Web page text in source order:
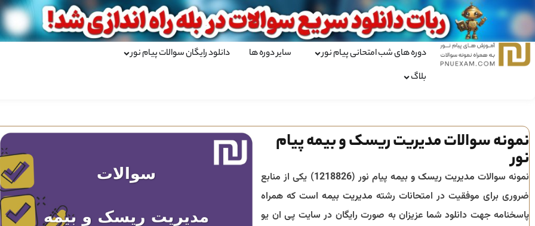
دوره های شب امتحانی پیام نور سایر دوره ها
دانلود رایگان سوالات پیام نور
بلاگ
نمونه سوالات مدیریت ریسک و بیمه پیام
نور
نمونه سوالات مدیریت ریسک و بیمه پیام نور (1218826) یکی از منابع
ضروری برای موفقیت در امتحانات رشته مدیریت بیمهاست که همراه
پاسخنامه جهت دانلود شما عزیزان به صورت رایگان در سایت پی ان یو